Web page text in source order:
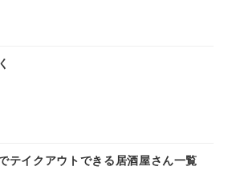
テイクアウトできる居酒屋さん一覧